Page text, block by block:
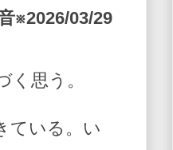
※2026/03/29
く思う。
ている。い